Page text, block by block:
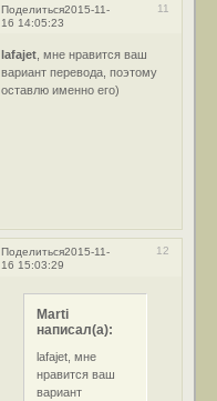
Поделиться 11
2015-11-
16 14:05:23
lafajet , мне нравится ваш
вариант перевода, поэтому
оставлю именно его)
Поделиться 12
2015-11-
16 15:03:29
Marti
написал(а):
lafajet, мне
нравится ваш
вариант